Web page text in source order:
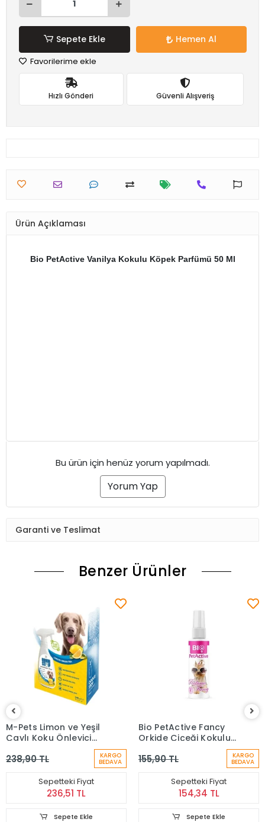
Sepete Ekle Hemen Al
Favorilerime ekle
Hızlı Gönderi Güvenli Alışveriş
Ürün Açıklaması
Bio PetActive Vanilya Kokulu Köpek Parfümü 50 Ml
Bu ürün için henüz yorum yapılmadı.
Yorum Yap
Garanti ve Teslimat
Benzer Ürünler
M-Pets Limon ve Yeşil
Çaylı Koku Önleyici
500ml
238,90 TL KARGO
BEDAVA
Sepetteki Fiyat
236,51 TL
Sepete Ekle
Bio PetActive Fancy
Orkide Çiçeği Kokulu
Parfümü 50 Ml
155,90 TL KARGO
BEDAVA
Sepetteki Fiyat
154,34 TL
Sepete Ekle